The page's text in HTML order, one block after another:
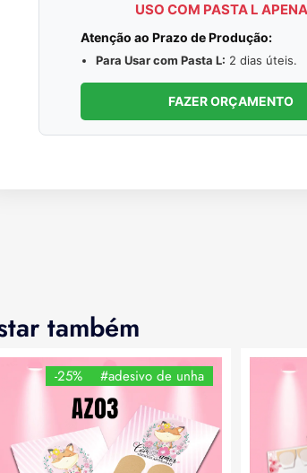
USO COM PASTA L
Atenção ao Prazo de Produção:
Para Usar com Pasta L: 2 dias úteis.
FAZER ORÇAMENTO
também
-25% #adesivo de unha